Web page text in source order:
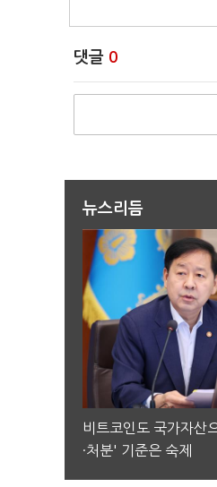
댓글 0
뉴스리듬
비트코인도 국가자산
·처분' 기준은 숙제